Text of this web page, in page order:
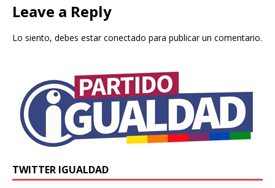
Leave a Reply
Lo siento, debes estarconectado para publicar un comentario.
TWITTER IGUALDAD